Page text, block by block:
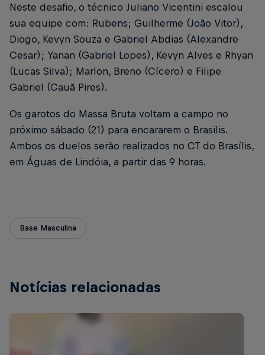
Neste desafio, o técnico Juliano Vicentini escalou
sua equipe com: Rubens; Guilherme (João Vitor),
Diogo, Kevyn Souza e Gabriel Abdias (Alexandre
Cesar); Yanan (Gabriel Lopes), Kevyn Alves e Rhyan
(Lucas Silva); Marlon, Breno (Cícero) e Filipe
Gabriel (Cauã Pires).
Os garotos do Massa Bruta voltam a campo no
próximo sábado (21) para encararem o Brasilis.
Ambos os duelos serão realizados no CT do Brasílis,
em Águas de Lindóia, a partir das 9 horas.
Base Masculina
Notícias relacionadas